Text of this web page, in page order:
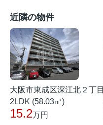
近隣の物件
大阪市東成区深江北２丁目
2LDK (58.03㎡)
15.2万円